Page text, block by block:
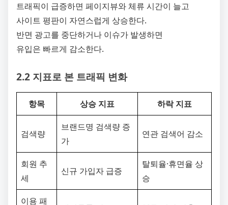
트래픽이 급증하면 페이지뷰와 체류 시간이 늘고
사이트 평판이 자연스럽게 상승한다.
반면 광고를 중단하거나 이슈가 발생하면
유입은 빠르게 감소한다.
2.2 지표로 본 트래픽 변화
항목 상승 지표 하락 지표
검색량
브랜드명 검색량 증
가
연관 검색어 감소
회원 추
세
신규 가입자 급증
탈퇴율·휴면율 상
승
이용 패